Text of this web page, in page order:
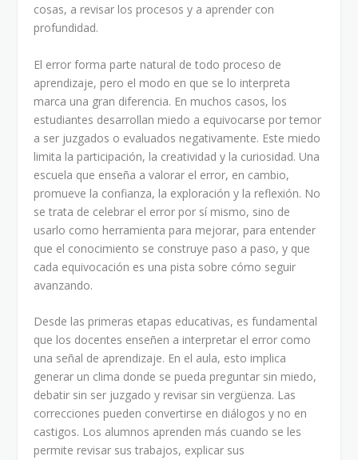
cosas, a revisar los procesos y a aprender con
profundidad.
El error forma parte natural de todo proceso de
aprendizaje, pero el modo en que se lo interpreta
marca una gran diferencia. En muchos casos, los
estudiantes desarrollan miedo a equivocarse por temor
a ser juzgados o evaluados negativamente. Este miedo
limita la participación, la creatividad y la curiosidad. Una
escuela que enseña a valorar el error, en cambio,
promueve la confianza, la exploración y la reflexión. No
se trata de celebrar el error por sí mismo, sino de
usarlo como herramienta para mejorar, para entender
que el conocimiento se construye paso a paso, y que
cada equivocación es una pista sobre cómo seguir
avanzando.
Desde las primeras etapas educativas, es fundamental
que los docentes enseñen a interpretar el error como
una señal de aprendizaje. En el aula, esto implica
generar un clima donde se pueda preguntar sin miedo,
debatir sin ser juzgado y revisar sin vergüenza. Las
correcciones pueden convertirse en diálogos y no en
castigos. Los alumnos aprenden más cuando se les
permite revisar sus trabajos, explicar sus